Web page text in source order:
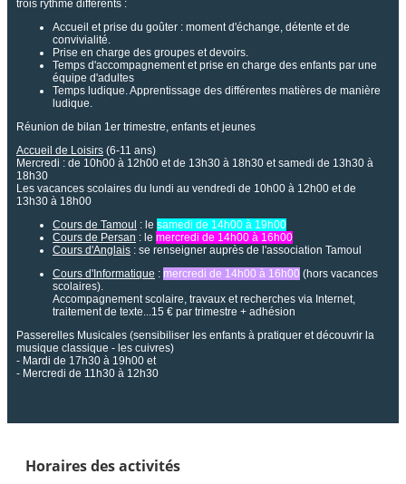
trois rythme différents :
Accueil et prise du goûter : moment d'échange, détente et de
convivialité.
Prise en charge des groupes et devoirs.
Temps d'accompagnement et prise en charge des enfants par une
équipe d'adultes
Temps ludique. Apprentissage des différentes matières de manière
ludique.
Réunion de bilan 1er trimestre, enfants et jeunes
Accueil de Loisirs (6-11 ans)
Mercredi : de 10h00 à 12h00 et de 13h30 à 18h30 et samedi de 13h30 à
18h30
Les vacances scolaires du lundi au vendredi de 10h00 à 12h00 et de
13h30 à 18h00
Cours de Tamoul : le samedi de 14h00 à 19h00
Cours de Persan : le mercredi de 14h00 à 16h00
Cours d'Anglais : se renseigner auprès de l'association Tamoul
Cours d'Informatique : mercredi de 14h00 à 16h00 (hors vacances
scolaires).
Accompagnement scolaire, travaux et recherches via Internet,
traitement de texte...15 € par trimestre + adhésion
Passerelles Musicales (sensibiliser les enfants à pratiquer et découvrir la
musique classique - les cuivres)
- Mardi de 17h30 à 19h00 et
- Mercredi de 11h30 à 12h30
Horaires des activités